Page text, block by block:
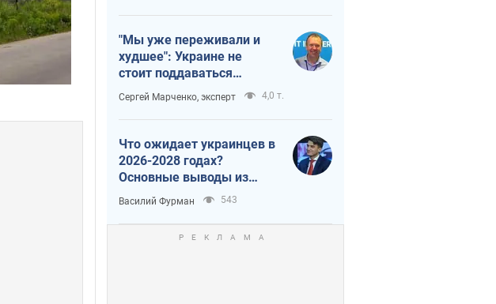
"Мы уже переживали и
худшее": Украине не
стоит поддаваться
отчаянию из-за
ракетного террора
Сергей Марченко, эксперт 4,0 т.
Что ожидает украинцев в
2026-2028 годах?
Основные выводы из
новых прогнозов от НБУ
Василий Фурман 543